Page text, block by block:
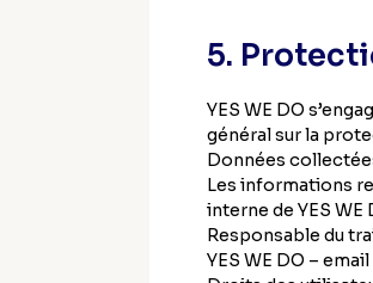
5.
YES WE DO
général sur la
Données
Les informations
interne de YES
Responsable du
YES WE DO –